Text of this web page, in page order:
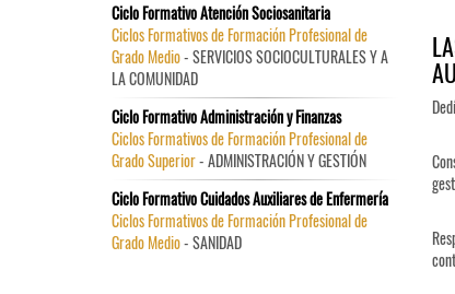
Ciclo Formativo Atención Sociosanitaria
Ciclos Formativos de Formación Profesional de
Grado Medio- SERVICIOS SOCIOCULTURALES Y A
LA COMUNIDAD
Ciclo Formativo Administración y Finanzas
Ciclos Formativos de Formación Profesional de
Grado Superior- ADMINISTRACIÓN Y GESTIÓN
Ciclo Formativo Cuidados Auxiliares de Enfermería
Ciclos Formativos de Formación Profesional de
Grado Medio- SANIDAD